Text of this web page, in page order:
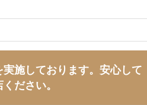
施しております。 安心して
ださい。